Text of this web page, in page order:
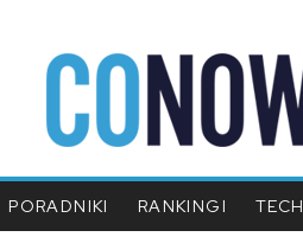
PORADNIKI RANKINGI TECH